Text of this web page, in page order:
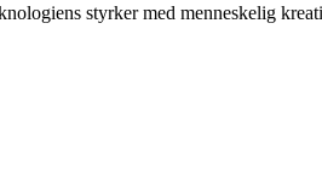
styrker med menneskelig